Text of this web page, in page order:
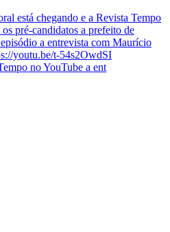
no YouTube a ent